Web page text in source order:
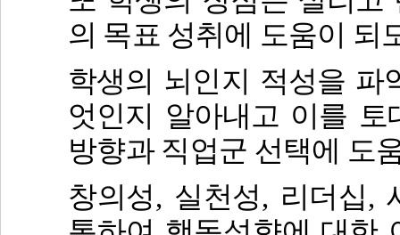
의 목표 성취에 도움이 되
학생의 뇌인지 적성을 파
엇인지 알아내고 이를
방향과 직업군 선택에 도
창의성, 실천성, 리더십,